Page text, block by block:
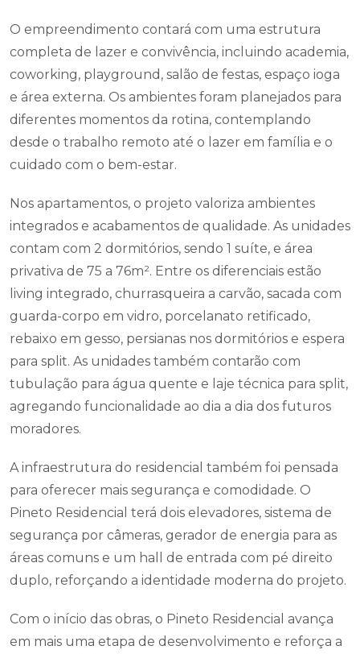
O empreendimento contará com uma estrutura
completa de lazer e convivência, incluindo academia,
coworking, playground, salão de festas, espaço ioga
e área externa. Os ambientes foram planejados para
diferentes momentos da rotina, contemplando
desde o trabalho remoto até o lazer em família e o
cuidado com o bem-estar.
Nos apartamentos, o projeto valoriza ambientes
integrados e acabamentos de qualidade. As unidades
contam com 2 dormitórios, sendo 1 suíte, e área
privativa de 75 a 76m². Entre os diferenciais estão
living integrado, churrasqueira a carvão, sacada com
guarda-corpo em vidro, porcelanato retificado,
rebaixo em gesso, persianas nos dormitórios e espera
para split. As unidades também contarão com
tubulação para água quente e laje técnica para split,
agregando funcionalidade ao dia a dia dos futuros
moradores.
A infraestrutura do residencial também foi pensada
para oferecer mais segurança e comodidade. O
Pineto Residencial terá dois elevadores, sistema de
segurança por câmeras, gerador de energia para as
áreas comuns e um hall de entrada com pé direito
duplo, reforçando a identidade moderna do projeto.
Com o início das obras, o Pineto Residencial avança
em mais uma etapa de desenvolvimento e reforça a